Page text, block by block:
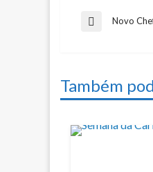
de
PreviousNovo
Também